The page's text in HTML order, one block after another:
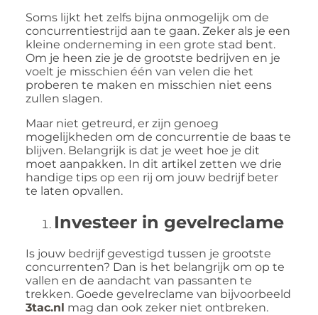
Soms lijkt het zelfs bijna onmogelijk om de
concurrentiestrijd aan te gaan. Zeker als je een
kleine onderneming in een grote stad bent.
Om je heen zie je de grootste bedrijven en je
voelt je misschien één van velen die het
proberen te maken en misschien niet eens
zullen slagen.
Maar niet getreurd, er zijn genoeg
mogelijkheden om de concurrentie de baas te
blijven. Belangrijk is dat je weet hoe je dit
moet aanpakken. In dit artikel zetten we drie
handige tips op een rij om jouw bedrijf beter
te laten opvallen.
Investeer in gevelreclame
Is jouw bedrijf gevestigd tussen je grootste
concurrenten? Dan is het belangrijk om op te
vallen en de aandacht van passanten te
trekken. Goede gevelreclame van bijvoorbeeld
3tac.nl mag dan ook zeker niet ontbreken.